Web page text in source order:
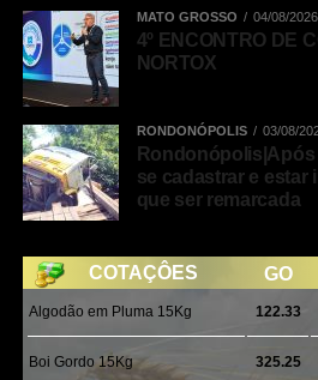
MATO GROSSO 04/08/
4º ENCONTRO DE
NORTOX
RONDONÓPOLIS 03/08/
se cadastrar e estar
que ser remarcada